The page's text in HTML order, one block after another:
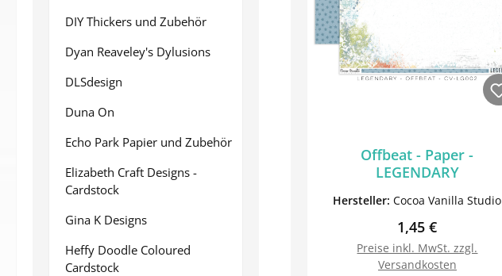
DIY Thickers und Zubehör
Dyan Reaveley's Dylusions
DLSdesign
Duna On
Echo Park Papier und Zubehör
Elizabeth Craft Designs -
Cardstock
Gina K Designs
Heffy Doodle Coloured
Cardstock
Offbeat - Paper -
LEGENDARY
Hersteller:Cocoa Vanilla Studio
Regulärer Preis:
1,45 €
Preise inkl. MwSt. zzgl.
Versandkosten